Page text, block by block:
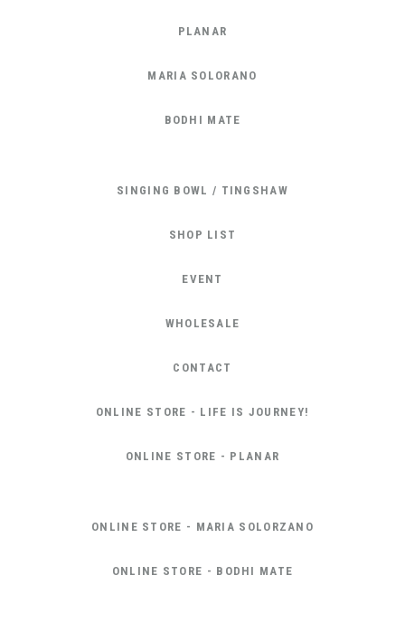
PLANAR
MARIA SOLORANO
BODHI MATE
SINGING BOWL / TINGSHAW
SHOP LIST
EVENT
WHOLESALE
CONTACT
ONLINE STORE - LIFE IS JOURNEY!
ONLINE STORE - PLANAR
ONLINE STORE - MARIA SOLORZANO
ONLINE STORE - BODHI MATE